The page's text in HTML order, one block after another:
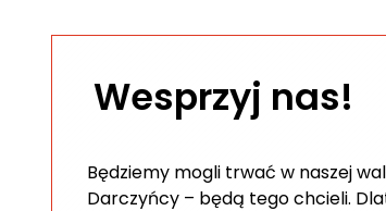
Wesprzyj nas!
Będziemy mogli trwać w naszej
Darczyńcy – będą tego chcieli.